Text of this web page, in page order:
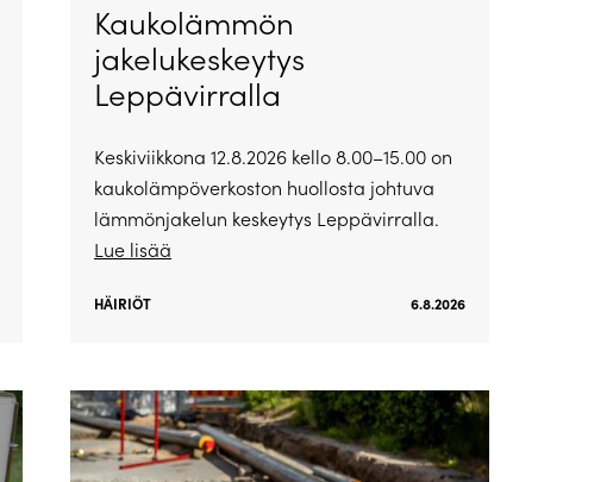
Kaukolämmön
jakelukeskeytys
Leppävirralla
Keskiviikkona 12.8.2026 kello 8.00–15.00 on
kaukolämpöverkoston huollosta johtuva
lämmönjakelun keskeytys Leppävirralla.
Lue lisää
HÄIRIÖT 6.8.2026